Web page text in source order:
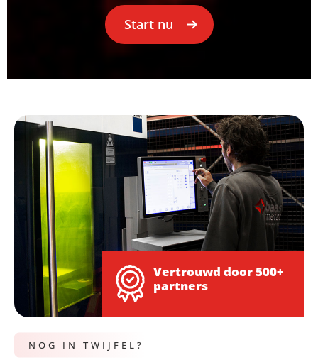
Start nu
Vertrouwd door500+
partners
NOG IN TWIJFEL?